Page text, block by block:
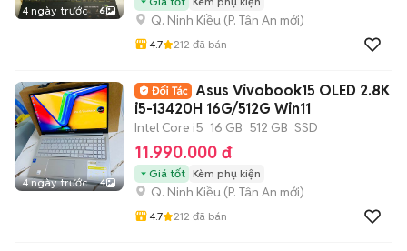
4 ngày trước 6
Q. Ninh Kiều (P. Tân An mới)
4.7 212 đã bán
4 ngày trước 4
Asus Vivobook15 OLED 2.8K
i5-13420H 16G/512G Win11
Intel Core i5 16 GB 512 GB SSD
11.990.000 đ
Giá tốt Kèm phụ kiện
Q. Ninh Kiều (P. Tân An mới)
4.7 212 đã bán